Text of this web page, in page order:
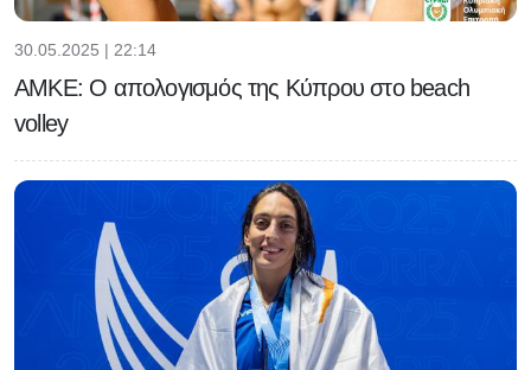
30.05.2025 | 22:14
ΑΜΚΕ: Ο απολογισμός της Κύπρου στο beach
volley